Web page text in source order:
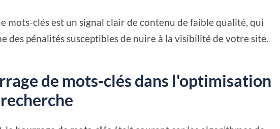
mots-clés est un signal clair de contenu de faible qualité, qui
des pénalités susceptibles de nuire à la visibilité de votre site.
de mots-clés dans l'optimisation